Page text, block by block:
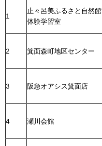
1
止々呂美ふるさと自然館
体験学習室
2 箕面森町地区センター
3 阪急オアシス箕面店
4 瀬川会館